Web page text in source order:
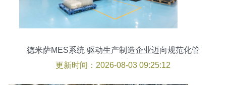
德米萨MES系统 驱动生产制造企业迈向规范化管
理与智能集成新纪元
更新时间：2026-08-03 09:25:12